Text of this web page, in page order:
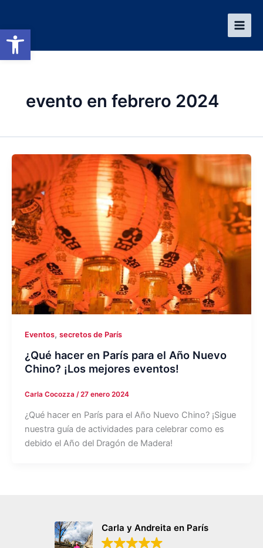
Abrir barra de herramientas
contenido
evento en febrero 2024
Eventos, secretos de París
¿Qué hacer en París para el Año Nuevo
Chino? ¡Los mejores eventos!
Carla Cocozza /27 enero 2024
¿Qué hacer en París para el Año Nuevo Chino? ¡Sigue
nuestra guía de actividades para celebrar como es
debido el Año del Dragón de Madera!
Carla y Andreita en París